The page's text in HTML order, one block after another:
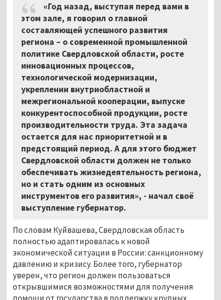
«Год назад, выступая перед вами в
этом зале, я говорил о главной
составляющей успешного развития
региона – о современной промышленной
политике Свердловской области, росте
инновационных процессов,
технологической модернизации,
укреплении внутриобластной и
межрегиональной кооперации, выпуске
конкурентоспособной продукции, росте
производительности труда. Эта задача
остается для нас приоритетной и в
предстоящий период. А для этого бюджет
Свердловской области должен не только
обеспечивать жизнедеятельность региона,
но и стать одним из основных
инструментов его развития», - начал своё
выступление губернатор.
По словам Куйвашева, Свердловская область
полностью адаптировалась к новой
экономической ситуации в России: санкционному
давлению и кризису. Более того, губернатор
уверен, что регион должен пользоваться
открывшимися возможностями для получения